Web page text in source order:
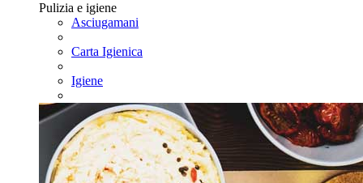
Pulizia e igiene
Asciugamani
Carta Igienica
Igiene